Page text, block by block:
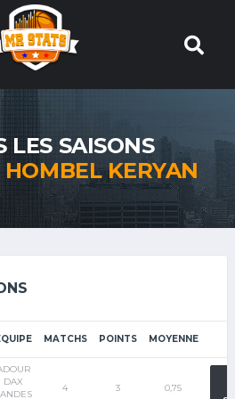
LES SAISONS
KERYAN
MATCHS POINTS MOYENNE
DAX
4 3 0,75